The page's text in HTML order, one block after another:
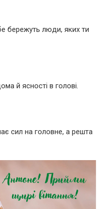
бережуть люди, яких ти
й ясності в голові.
сил на головне, а решта